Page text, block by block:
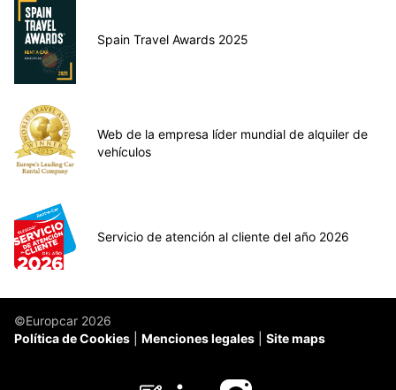
Spain Travel Awards 2025
Web de la empresa líder mundial de alquiler de
vehículos
Servicio de atención al cliente del año 2026
©Europcar 2026
Política de Cookies
Menciones legales Site maps